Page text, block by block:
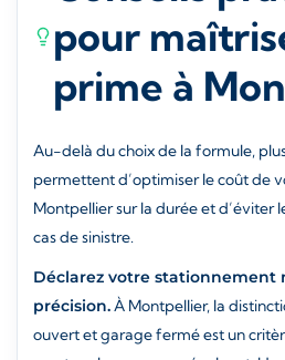
pour
prime à
Au-delà du choix de la formule,
permettent d’optimiser le coût de
Montpellier sur la durée et d’éviter
cas de sinistre.
Déclarez votre stationnement
précision.À Montpellier, la
ouvert et garage fermé est un